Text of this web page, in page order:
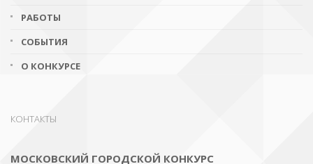
РАБОТЫ
СОБЫТИЯ
О КОНКУРСЕ
КОНТАКТЫ
МОСКОВСКИЙ ГОРОДСКОЙ КОНКУРС